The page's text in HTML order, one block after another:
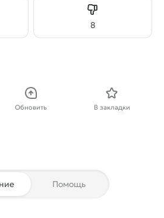
8Не нравится
Обновить В закладки
Помощь